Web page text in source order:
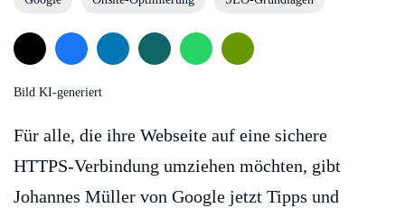
Bild KI-generiert
Für alle, die ihre Webseite auf eine sichere
HTTPS-Verbindung umziehen möchten, gibt
Johannes Müller von Google jetzt Tipps und